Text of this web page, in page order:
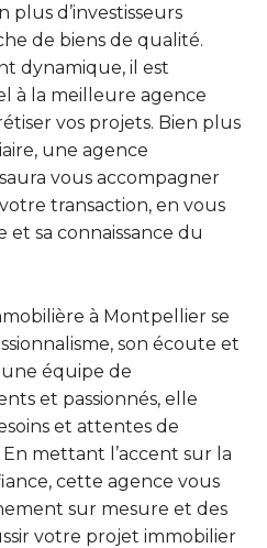
plus d’investisseurs
de biens de qualité.
dynamique, il est
à la meilleure agence
vos projets. Bien plus
une agence
vous accompagner
transaction, en vous
sa connaissance du
à Montpellier se
son écoute et
une équipe de
et passionnés, elle
et attentes de
mettant l’accent sur la
cette agence vous
sur mesure et des
votre projet immobilier